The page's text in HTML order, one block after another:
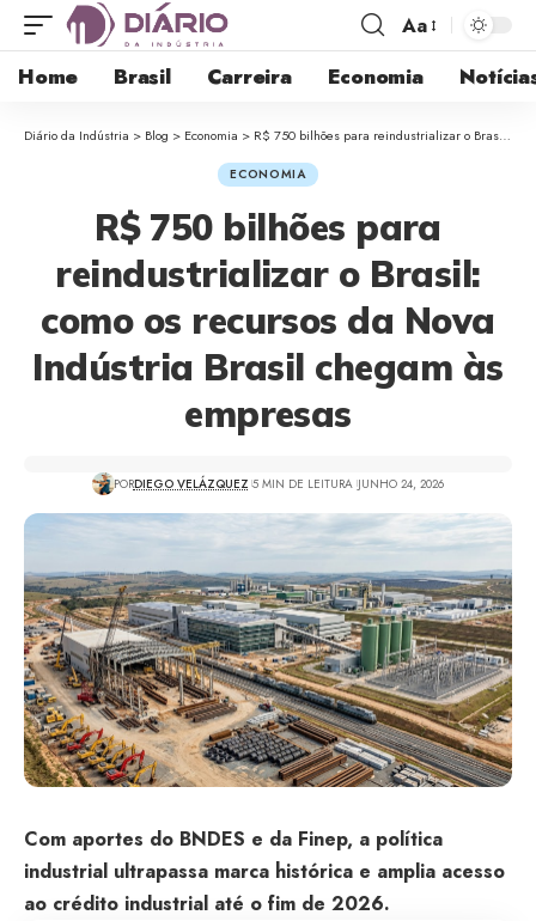
Aa
Home Brasil Carreira Economia
Diário da Indústria > Blog > Economia > R$ 750 bilhões para reindustrializar o Brasil: como os recursos da Nova Indústria Brasil chegam às empresas
ECONOMIA
R$ 750 bilhões para
reindustrializar o Brasil:
como os recursos da Nova
Indústria Brasil chegam às
empresas
PORDIEGO VELÁZQUEZ 5 MIN DE LEITURA JUNHO 24, 2026
Com aportes do BNDES e da Finep, a política
industrial ultrapassa marca histórica e amplia acesso
ao crédito industrial até o fim de 2026.